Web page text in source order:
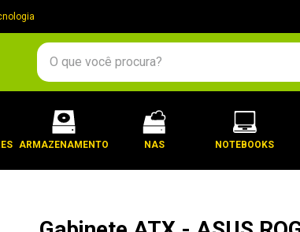
você procura?
ARMAZENAMENTO NAS NOTEBOOKS
gabinete
2º
keychron